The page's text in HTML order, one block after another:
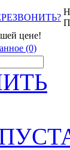
цене!
(0)